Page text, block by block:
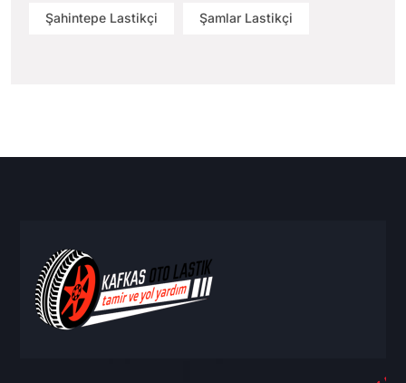
Şahintepe Lastikçi Şamlar Lastikçi